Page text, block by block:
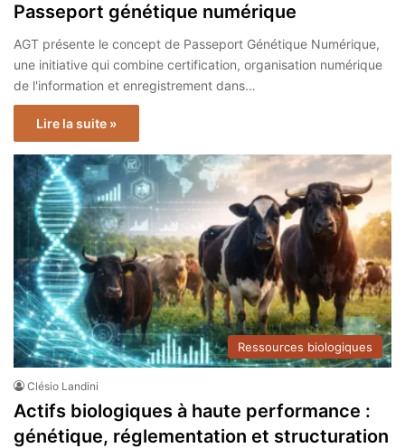
Passeport génétique numérique
AGT présente le concept de Passeport Génétique Numérique,
une initiative qui combine certification, organisation numérique
de l'information et enregistrement dans…
Lire la suite »
Ressources biologiques
Clésio Landini
Actifs biologiques à haute performance :
génétique, réglementation et structuration